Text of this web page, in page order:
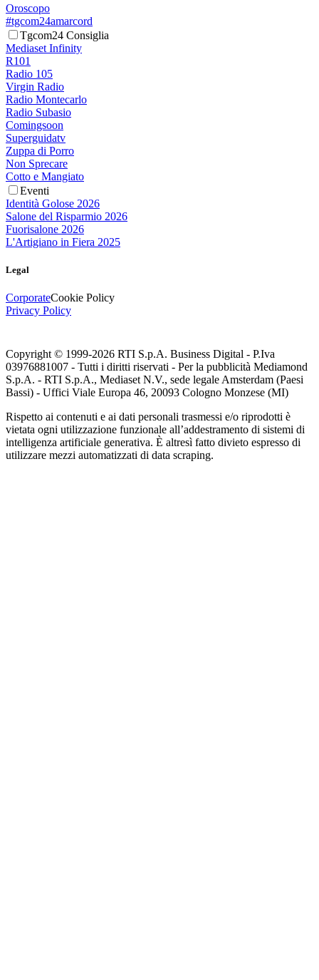
Oroscopo
#tgcom24amarcord
Tgcom24 Consiglia
Mediaset Infinity
R101
Radio 105
Virgin Radio
Radio Montecarlo
Radio Subasio
Comingsoon
Superguidatv
Zuppa di Porro
Non Sprecare
Cotto e Mangiato
Eventi
Identità Golose 2026
Salone del Risparmio 2026
Fuorisalone 2026
L'Artigiano in Fiera 2025
Legal
CorporateCookie Policy
Privacy Policy
Copyright © 1999-2026 RTI S.p.A. Business Digital - P.Iva
03976881007 - Tutti i diritti riservati - Per la pubblicità Mediamond
S.p.A. - RTI S.p.A., Mediaset N.V., sede legale Amsterdam (Paesi
Bassi) - Uffici Viale Europa 46, 20093 Cologno Monzese (MI)
Rispetto ai contenuti e ai dati personali trasmessi e/o riprodotti è
vietata ogni utilizzazione funzionale all’addestramento di sistemi di
intelligenza artificiale generativa. È altresì fatto divieto espresso di
utilizzare mezzi automatizzati di data scraping.